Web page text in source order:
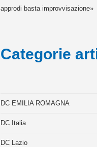
approdi basta improvvisazione»
Categorie
DC EMILIA ROMAGNA
DC Italia
DC Lazio